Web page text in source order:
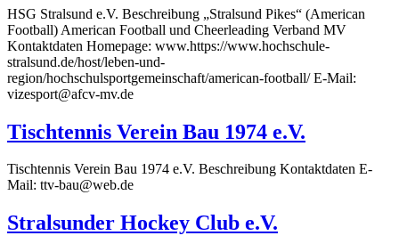
HSG Stralsund e.V. Beschreibung „Stralsund Pikes“ (American
Football) American Football und Cheerleading Verband MV
Kontaktdaten Homepage: www.https://www.hochschule-
stralsund.de/host/leben-und-
region/hochschulsportgemeinschaft/american-football/ E-Mail:
vizesport@afcv-mv.de
Tischtennis Verein Bau 1974 e.V.
Tischtennis Verein Bau 1974 e.V. Beschreibung Kontaktdaten E-
Mail: ttv-bau@web.de
Stralsunder Hockey Club e.V.